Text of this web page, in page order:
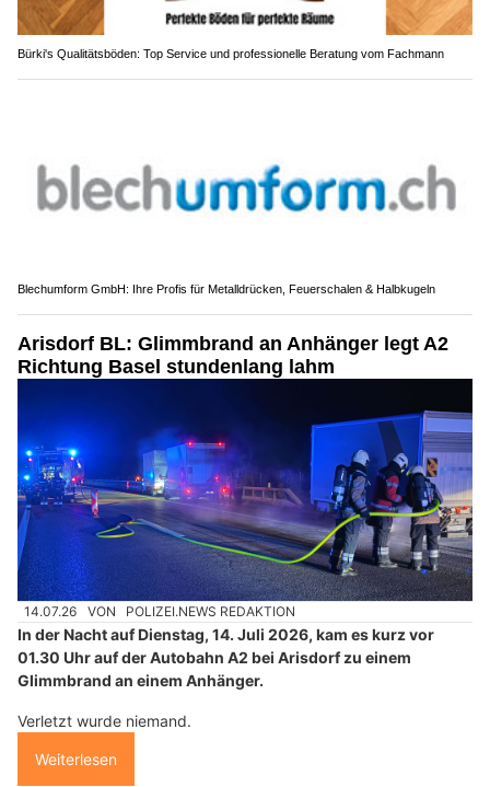
Bürki's Qualitätsböden: Top Service und professionelle Beratung vom Fachmann
Blechumform GmbH: Ihre Profis für Metalldrücken, Feuerschalen & Halbkugeln
Arisdorf BL: Glimmbrand an Anhänger legt A2
Richtung Basel stundenlang lahm
14.07.26 VON POLIZEI.NEWS REDAKTION
In der Nacht auf Dienstag, 14. Juli 2026, kam es kurz vor
01.30 Uhr auf der Autobahn A2 bei Arisdorf zu einem
Glimmbrand an einem Anhänger.
Verletzt wurde niemand.
Weiterlesen